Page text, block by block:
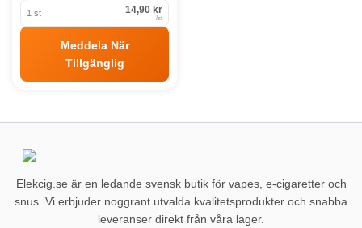
1 st 14,90 kr
/st
Meddela När
Tillgänglig
Elekcig.se är en ledande svensk butik för vapes, e-cigaretter och
snus. Vi erbjuder noggrant utvalda kvalitetsprodukter och snabba
leveranser direkt från våra lager.